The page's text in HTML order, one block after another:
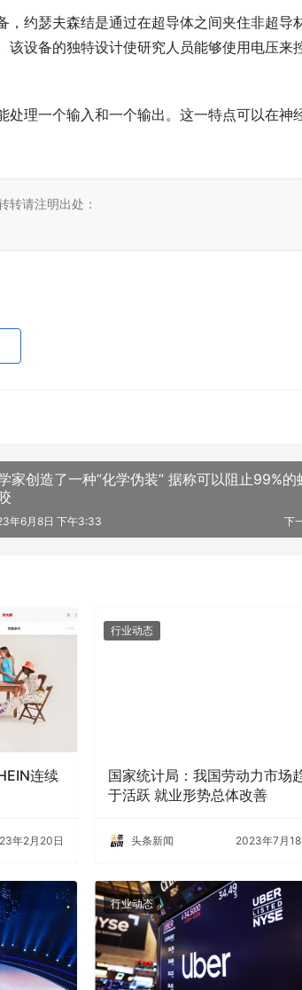
约瑟夫森结是通过在超导体之间夹住非超导
设备的独特设计使研究人员能够使用电压来
理一个输入和一个输出。这一特点可以在神
转请注明出处：
家创造了一种”化学伪装” 据称可以阻止99%的
下
年6月8日 下午3:33
连续
年2月20日
行业动态
国家统计局：我国劳动力市场
于活跃 就业形势总体改善
头条新闻 2023年7月
行业动态